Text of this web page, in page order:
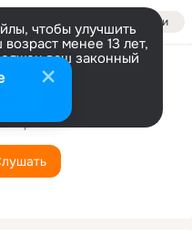
Войти
чтобы улучшить
менее 13 лет,
ваш законный
те - Гавайи
Борисова